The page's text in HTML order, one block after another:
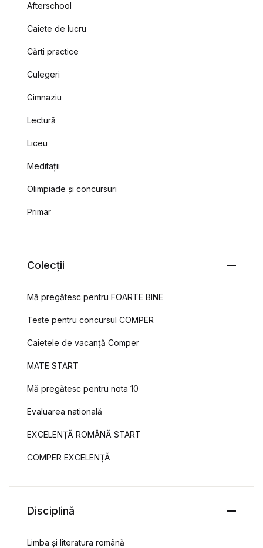
Afterschool
Caiete de lucru
Cărti practice
Culegeri
Gimnaziu
Lectură
Liceu
Meditații
Olimpiade și concursuri
Primar
Colecții
Mă pregătesc pentru FOARTE BINE
Teste pentru concursul COMPER
Caietele de vacanță Comper
MATE START
Mă pregătesc pentru nota 10
Evaluarea natională
EXCELENȚĂ ROMÂNĂ START
COMPER EXCELENȚĂ
Disciplină
Limba și literatura română